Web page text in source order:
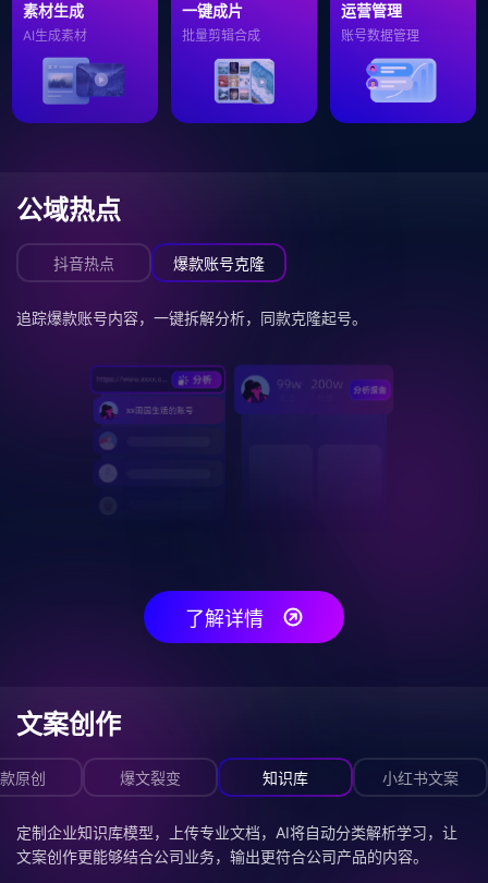
素材生成
AI生成素材
一键成片
批量剪辑合成
运营管理
账号数据管理
公域热点
抖音热点 爆款账号克隆
追踪爆款账号内容，一键拆解分析，同款克隆起号。
了解详情
文案创作
原创 爆文裂变 知识库 小红书文案
定制企业知识库模型，上传专业文档，AI将自动分类解析学习，让
文案创作更能够结合公司业务，输出更符合公司产品的内容。